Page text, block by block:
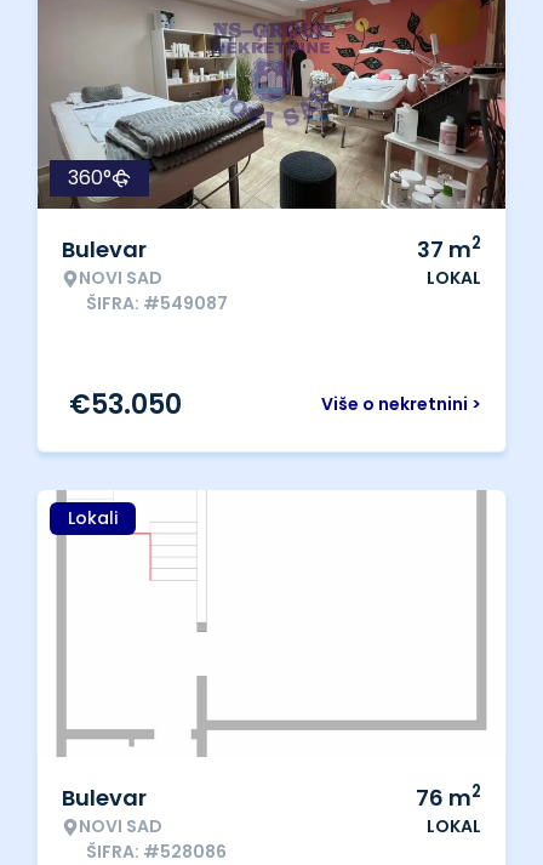
360°
Bulevar
NOVI SAD
ŠIFRA: #549087
37 m2
LOKAL
Više o nekretnini >
€53.050
Lokali
Bulevar
NOVI SAD
ŠIFRA: #528086
76 m2
LOKAL